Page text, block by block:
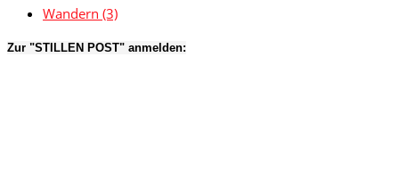
Wandern (3)
Zur "STILLEN POST" anmelden: